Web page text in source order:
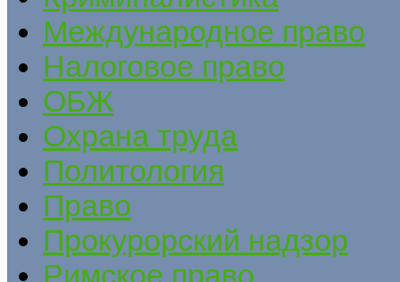
Международное право
Налоговое право
ОБЖ
Охрана труда
Политология
Право
Прокурорский надзор
Римское право